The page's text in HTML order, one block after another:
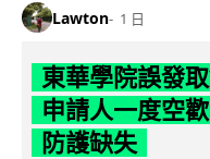
Lawton 1 日
東華學院誤發
申請人一度空
防護缺失